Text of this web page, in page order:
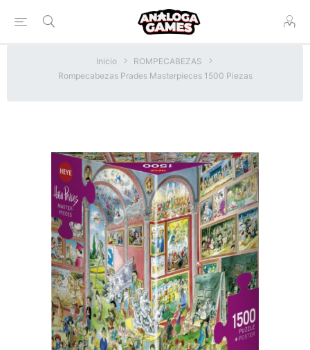
Inicio
ROMPECABEZAS
Rompecabezas Prades Masterpieces 1500 Piezas